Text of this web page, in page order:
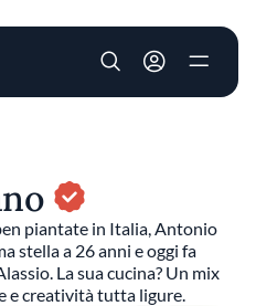
User account
piantate in Italia, Antonio
stella a 26 anni e oggi fa
La sua cucina? Un mix
e creatività tutta ligure.